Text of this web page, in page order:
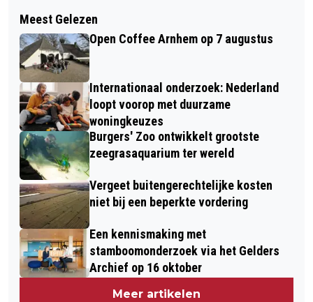
Meest Gelezen
Open Coffee Arnhem op 7 augustus
Internationaal onderzoek: Nederland
loopt voorop met duurzame
woningkeuzes
Burgers' Zoo ontwikkelt grootste
zeegrasaquarium ter wereld
Vergeet buitengerechtelijke kosten
niet bij een beperkte vordering
Een kennismaking met
stamboomonderzoek via het Gelders
Archief op 16 oktober
Meer artikelen